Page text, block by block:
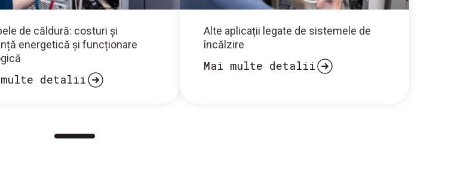
de căldură: costuri și
energetică și funcționare
multe detalii
Alte aplicații legate de sistemele de
încălzire
Mai multe detalii